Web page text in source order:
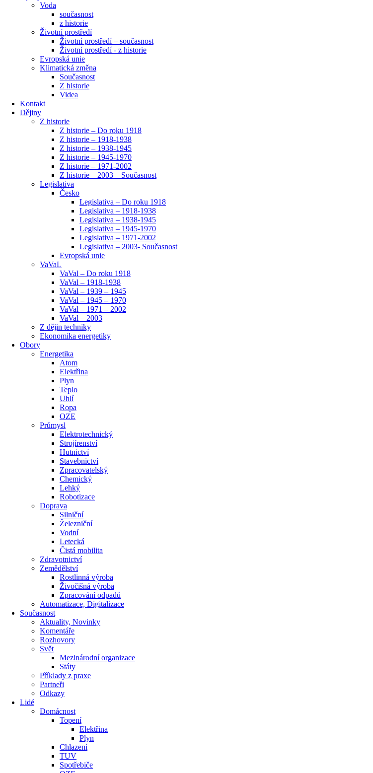
Voda
současnost
z historie
Životní prostředí
Životní prostředí – současnost
Životní prostředí ​- z historie
Evropská unie
Klimatická změna
Současnost
Z historie
Videa
Kontakt
Dějiny
Z historie
Z historie – Do roku 1918
Z historie – 1918-1938
Z historie – 1938-1945
Z historie – 1945-1970
Z historie – 1971-2002
Z historie – 2003 – Současnost
Legislativa
Česko
Legislativa – Do roku 1918
Legislativa – 1918-1938
Legislativa – 1938-1945
Legislativa – 1945-1970
Legislativa – 1971-2002
Legislativa – 2003- Současnost
Evropská unie
VaVaL
VaVal – Do roku 1918
VaVal – 1918-1938
VaVal – 1939 – 1945
VaVal – 1945 – 1970
VaVal – 1971 – 2002
VaVal – 2003
Z dějin techniky
Ekonomika energetiky
Obory
Energetika
Atom
Elektřina
Plyn
Teplo
Uhlí
Ropa
OZE
Průmysl
Elektrotechnický
Strojírenství
Hutnictví
Stavebnictví
Zpracovatelský
Chemický
Lehký
Robotizace
Doprava
Silniční
Železniční
Vodní
Letecká
Čistá mobilita
Zdravotnictví
Zemědělství
Rostlinná výroba
Živočišná výroba
Zpracování odpadů
Automatizace, Digitalizace
Současnost
Aktuality, Novinky
Komentáře
Rozhovory
Svět
Mezinárodní organizace
Státy
Příklady z praxe
Partneři
Odkazy
Lidé
Domácnost
Topení
Elektřina
Plyn
Chlazení
TUV
Spotřebiče